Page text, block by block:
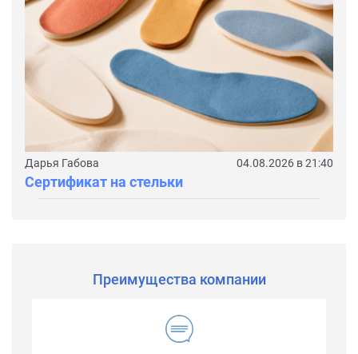
Дарья Габова 04.08.2026 в 21:40
Сертификат на стельки
Преимущества компании